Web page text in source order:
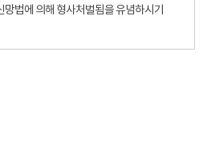
법에 의해 형사처벌됨을 유념하시기